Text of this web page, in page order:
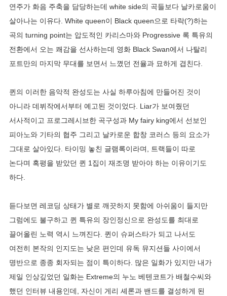
연주가 화음 주축을 담당하는데 white side의 곡들보다 날카로움이
살아나는 이유다. White queen이 Black queen으로 타락(?)하는
곡의 turning point는 압도적인 카리스마와 Progressive 록 특유의
전환에서 오는 쾌감을 선사하는데 영화 Black Swan에서 나탈리
포트만의 마지막 무대를 보면서 느꼈던 전율과 묘하게 겹친다.
퀸의 이러한 음악적 완성도는 사실 하루아침에 만들어진 것이
아니라 데뷔작에서부터 예고된 것이었다. Liar가 보여줬던
서사적이고 프로그레시브한 곡구성과 My fairy king에서 선보인
피아노와 기타의 협주 그리고 날카로운 합창 코러스 등의 요소가
그대로 살아있다. 타이밍 놓친 글램록이라며, 트랙들이 따로
논다며 혹평을 받았던 퀸 1집이 재조명 받아야 하는 이유이기도
하다.
듣다보면 레코딩 상태가 별로 깨끗하지 못함에 아쉬움이 들지만
그럼에도 불구하고 퀸 특유의 장인정신으로 완성도를 최대로
끌어올린 노력 역시 느껴진다. 퀸이 슈퍼스타가 되고 나서도
여전히 본작의 인지도는 낮은 편인데 유독 뮤지션들 사이에서
명반으로 종종 회자되는 점이 특이하다. 많은 일화가 있지만 내가
제일 인상깊었던 일화는 Extreme의 누노 베텐코트가 배철수씨와
했던 인터뷰 내용인데, 자신이 게리 셰론과 밴드를 결성하게 된